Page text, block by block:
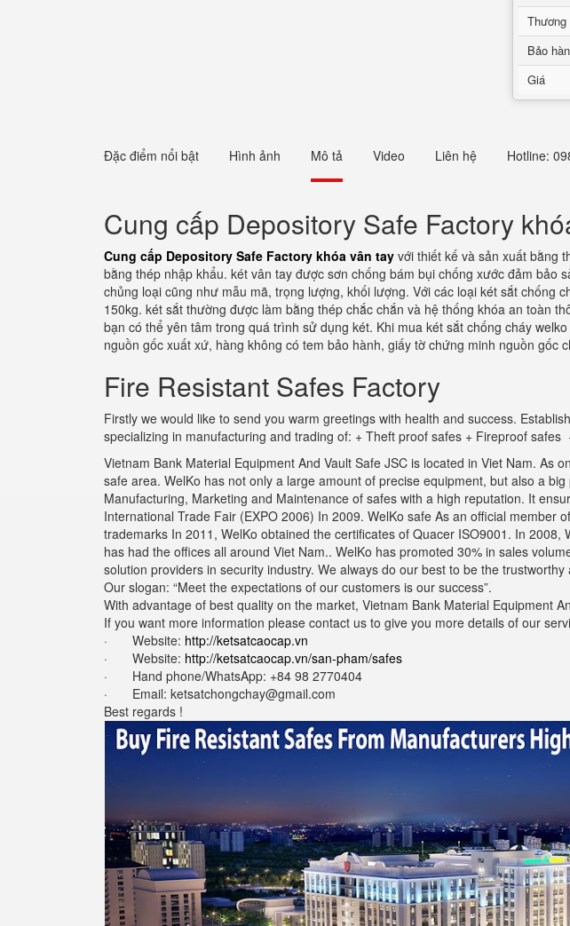
Thương
Bảo
Giá
Đặc điểm nổi bật Hình ảnh Mô tả Video Liên hệ Hotline:
Cung cấp Depository Safe Factory
Cung cấp Depository Safe Factory khóa vân tay với thiết kế và sản xuất bằng
bằng thép nhập khẩu. két vân tay được sơn chống bám bụi chống xước đảm
chủng loại cũng như mẫu mã, trọng lượng, khối lượng. Với các loại két sắt chống
150kg. két sắt thường được làm bằng thép chắc chắn và hệ thống khóa an toàn
bạn có thể yên tâm trong quá trình sử dụng két. Khi mua két sắt chống cháy
nguồn gốc xuất xứ, hàng không có tem bảo hành, giấy tờ chứng minh nguồn gốc
Fire Resistant Safes Factory
Firstly we would like to send you warm greetings with health and success.
specializing in manufacturing and trading of: + Theft proof safes + Fireproof
Vietnam Bank Material Equipment And Vault Safe JSC is located in Viet Nam.
safe area. WelKo has not only a large amount of precise equipment, but also a
Manufacturing, Marketing and Maintenance of safes with a high reputation. It
International Trade Fair (EXPO 2006) In 2009. WelKo safe As an official
trademarks In 2011, WelKo obtained the certificates of Quacer ISO9001. In
has had the offices all around Viet Nam.. WelKo has promoted 30% in sales
solution providers in security industry. We always do our best to be the
Our slogan: “Meet the expectations of our customers is our success”.
With advantage of best quality on the market, Vietnam Bank Material Equipment
If you want more information please contact us to give you more details of our
· Website: http://ketsatcaocap.vn
· Website: http://ketsatcaocap.vn/san-pham/safes
· Hand phone/WhatsApp: ‪+84 98 2770404
· Email: ketsatchongchay@gmail.com
Best regards !